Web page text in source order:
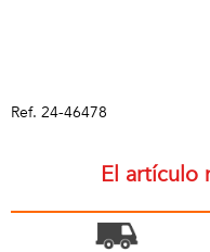
Ref. 24-46478
El artículo